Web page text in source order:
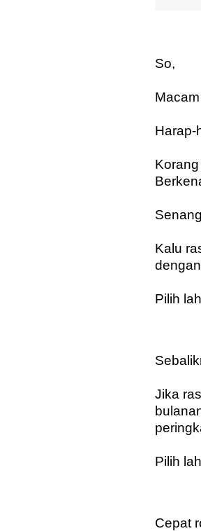
So,
Harap-
Kalu
Pilih
Jika
Pilih
Cepat